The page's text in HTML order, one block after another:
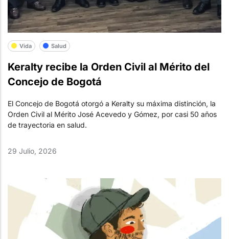
Vida Salud
Keralty recibe la Orden Civil al Mérito del
Concejo de Bogotá
El Concejo de Bogotá otorgó a Keralty su máxima distinción, la
Orden Civil al Mérito José Acevedo y Gómez, por casi 50 años
de trayectoria en salud.
29 Julio, 2026